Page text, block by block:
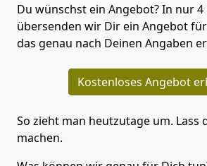
Du wünschst ein Angebot? In nur
übersenden wir Dir ein Angebot
das genau nach Deinen Angaben
Kostenloses Angebot
So zieht man heutzutage um. Lass
machen.